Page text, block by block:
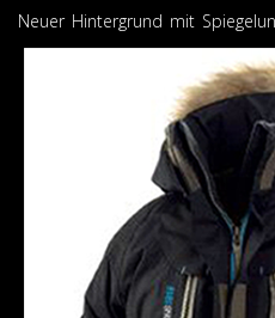
Neuer Hintergrund mit